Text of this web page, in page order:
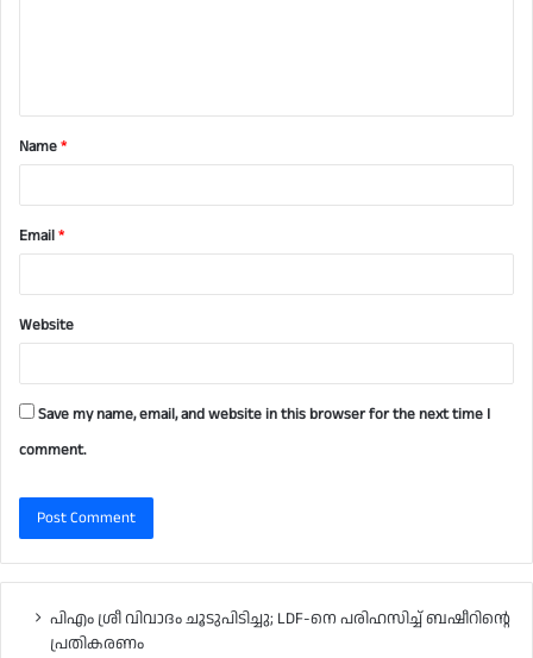
t
*Name*
Email*
Website
Save my name, email, and website in this browser for the next time I
comment.
പിഎം ശ്രീ വിവാദം ചൂടുപിടിച്ചു; LDF-നെ പരിഹസിച്ച് ബഷീറിന്റെ
പ്രതികരണം